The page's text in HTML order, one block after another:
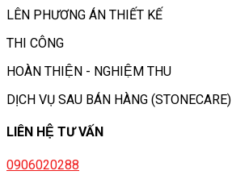
LÊN PHƯƠNG ÁN THIẾT KẾ
THI CÔNG
HOÀN THIỆN - NGHIỆM THU
DỊCH VỤ SAU BÁN HÀNG (STONECARE)
LIÊN HỆ TƯ VẤN
0906020288